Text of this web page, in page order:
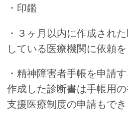
・印鑑
・３ヶ月以内に作成され
している医療機関に依頼を
・精神障害者手帳を申請
作成した診断書は手帳用
支援医療制度の申請もでき